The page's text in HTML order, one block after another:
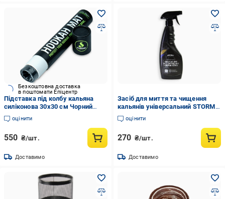
Безкоштовна доставка
в поштомати Епіцентр
Підставка під колбу кальяна
силіконова 30х30 см Чорний
(2234335675)
оцінити
550 ₴/шт.
Доставимо
Засіб для миття та чищення
кальянів універсальний STORM
500 мл
оцінити
270 ₴/шт.
Доставимо